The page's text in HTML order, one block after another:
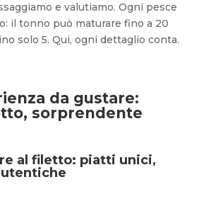
e valutiamo. Ogni pesce
il tonno può maturare fino a 20
solo 5. Qui, ogni dettaglio conta.
da gustare:
sorprendente
al filetto: piatti unici,